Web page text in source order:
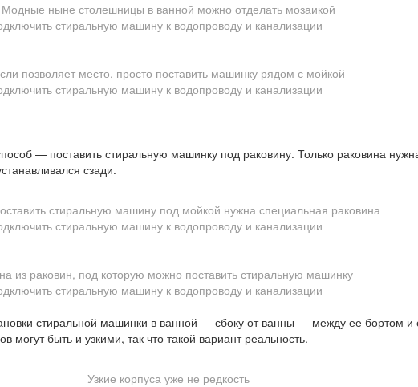
Модные ныне столешницы в ванной можно отделать мозаикой
позволяет место, просто поставить машинку рядом с мойкой
— поставить стиральную машинку под раковину. Только раковина
сзади.
стиральную машину под мойкой нужна специальная раковина
из раковин, под которую можно поставить стиральную машинку
стиральной машинки в ванной — сбоку от ванны — между ее бортом и
могут быть и узкими, так что такой вариант реальность.
Узкие корпуса уже не редкость